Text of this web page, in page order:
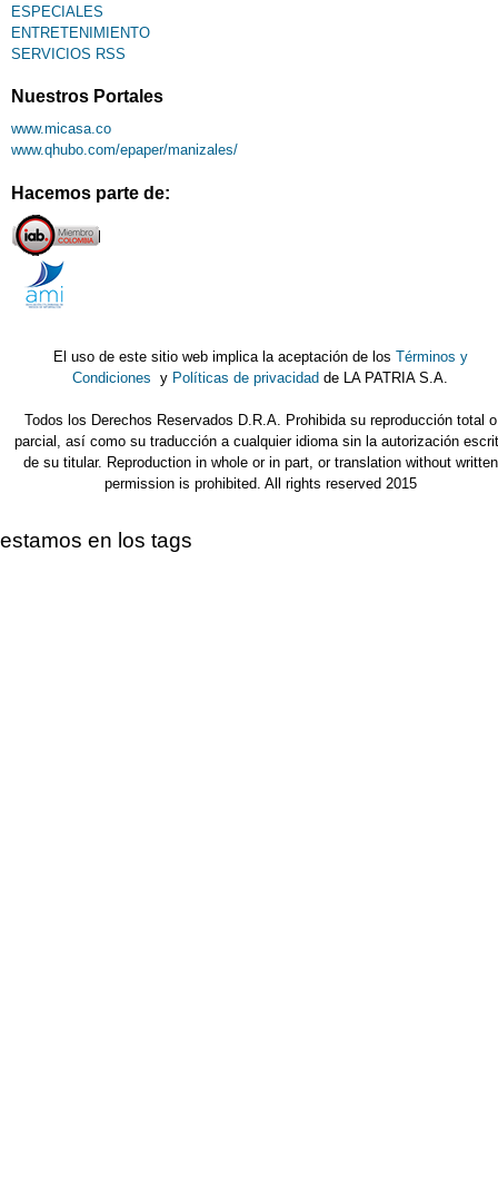
ESPECIALES
ENTRETENIMIENTO
SERVICIOS RSS
Nuestros Portales
www.micasa.co
www.qhubo.com/epaper/manizales/
Hacemos parte de:
El uso de este sitio web implica la aceptación de los Términos y
Condiciones y Políticas de privacidad de LA PATRIA S.A.
Todos los Derechos Reservados D.R.A. Prohibida su reproducción total o
parcial, así como su traducción a cualquier idioma sin la autorización
de su titular. Reproduction in whole or in part, or translation without written
permission is prohibited. All rights reserved 2015
estamos en los tags